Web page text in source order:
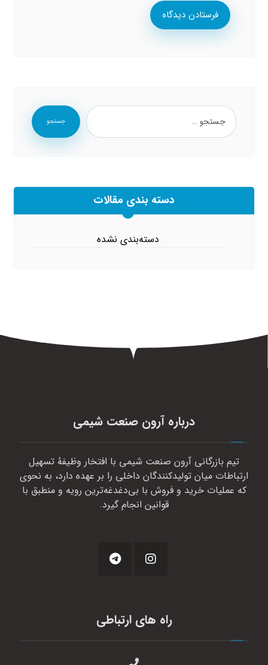
فرستادن دیدگاه
جستجو
دسته بندی مقالات
دسته‌بندی نشده
درباره آرون صنعت شیمی
تیم بازرگانی آرون صنعت شیمی با افتخار وظیفهٔ تسهیل
ارتباطات میان تولیدکنندگان داخلی را بر عهده دارد، به نحوی
که عملیات خرید و فروش با بی‌دغدغه‌ترین رویه و منطبق با
قوانین انجام گیرد.
راه های ارتباطی